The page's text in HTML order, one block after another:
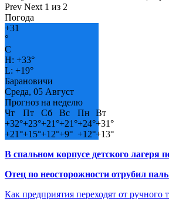
Prev Next 1 из 2
Погода
+31
°
C
H: +33°
L: +19°
Барановичи
Среда, 05 Август
Прогноз на неделю
Чт
Пт Сб Вс Пн
Вт
+32°+23°+21°+21°+24°+31°
+21°+15°+12°+9° +12°+13°
В спальном корпусе детского
Отец по неосторожности отрубил
Как предприятия переходят от ручного